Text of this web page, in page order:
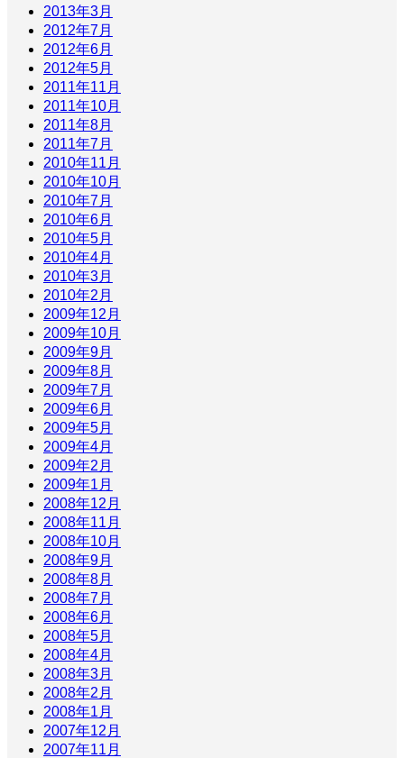
2013年3月
2012年7月
2012年6月
2012年5月
2011年11月
2011年10月
2011年8月
2011年7月
2010年11月
2010年10月
2010年7月
2010年6月
2010年5月
2010年4月
2010年3月
2010年2月
2009年12月
2009年10月
2009年9月
2009年8月
2009年7月
2009年6月
2009年5月
2009年4月
2009年2月
2009年1月
2008年12月
2008年11月
2008年10月
2008年9月
2008年8月
2008年7月
2008年6月
2008年5月
2008年4月
2008年3月
2008年2月
2008年1月
2007年12月
2007年11月